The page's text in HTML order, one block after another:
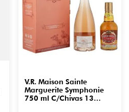
V.R. Maison Sainte
Marguerite Symphonie
750 ml C/Chivas 13